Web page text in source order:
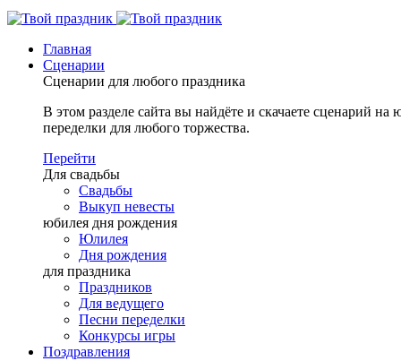
Главная
Сценарии
Сценарии для любого праздника
В этом разделе сайта вы найдёте и скачаете сценарий
переделки для любого торжества.
Перейти
Для свадьбы
Свадьбы
Выкуп невесты
юбилея дня рождения
Юлилея
Дня рождения
для праздника
Праздников
Для ведущего
Песни переделки
Конкурсы игры
Поздравления